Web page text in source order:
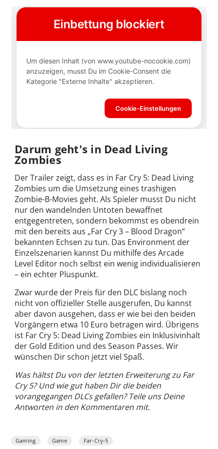
Darum geht's in Dead Living
Zombies
Der Trailer zeigt, dass es in Far Cry 5: Dead Living
Zombies um die Umsetzung eines trashigen
Zombie-B-Movies geht. Als Spieler musst Du nicht
nur den wandelnden Untoten bewaffnet
entgegentreten, sondern bekommst es obendrein
mit den bereits aus „Far Cry 3 – Blood Dragon“
bekannten Echsen zu tun. Das Environment der
Einzelszenarien kannst Du mithilfe des Arcade
Level Editor noch selbst ein wenig individualisieren
– ein echter Pluspunkt.
Zwar wurde der Preis für den DLC bislang noch
nicht von offizieller Stelle ausgerufen, Du kannst
aber davon ausgehen, dass er wie bei den beiden
Vorgängern etwa 10 Euro betragen wird. Übrigens
ist Far Cry 5: Dead Living Zombies ein Inklusivinhalt
der Gold Edition und des Season Passes. Wir
wünschen Dir schon jetzt viel Spaß.
Was hältst Du von der letzten Erweiterung zu Far
Cry 5? Und wie gut haben Dir die beiden
vorangegangen DLCs gefallen? Teile uns Deine
Antworten in den Kommentaren mit.
Gaming Game Far-Cry-5